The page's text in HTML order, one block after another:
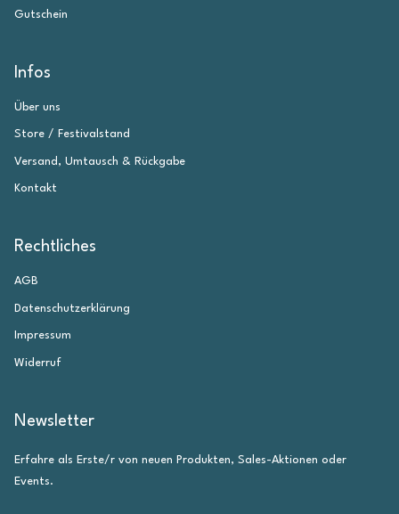
Gutschein
Infos
Über uns
Store / Festivalstand
Versand, Umtausch & Rückgabe
Kontakt
Rechtliches
AGB
Datenschutzerklärung
Impressum
Widerruf
Newsletter
Erfahre als Erste/r von neuen Produkten, Sales-Aktionen oder
Events.